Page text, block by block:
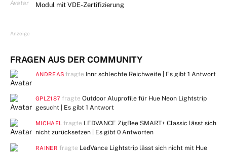
Modul mit VDE-Zertifizierung
Anzeige
FRAGEN AUS DER COMMUNITY
ANDREAS fragte Innr schlechte Reichweite | Es gibt1 Antwort
GPLZ187 fragteOutdoor Aluprofile für Hue Neon Lightstrip
gesucht | Es gibt 1 Antwort
MICHAEL fragte LEDVANCE ZigBee SMART+ Classic lässt sich
nicht zurücksetzen | Es gibt 0 Antworten
RAINER fragte LedVance Lightstrip lässt sich nicht mit Hue